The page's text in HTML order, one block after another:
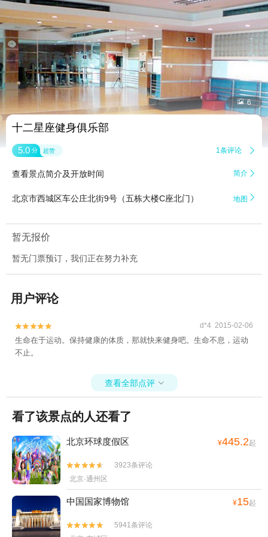
 6
十二星座健身俱乐部
5.0 分 超赞 1条评论 
查看景点简介及开放时间 简介 
北京市西城区车公庄北街9号（五栋大楼C座北门） 地图 
暂无报价
暂无门票预订，我们正在努力补充
用户评论

 d*4 2015-02-06
生命在于运动。保持健康的体质，那就快来健身吧。生命不息，运动
不止。
查看全部点评 
看了该景点的人还看了
北京环球度假区 ¥445.2起


3923条评论
北京·通州区
中国国家博物馆 ¥15起


5941条评论
